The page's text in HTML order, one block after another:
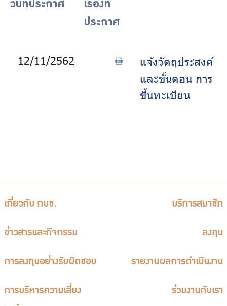
บริการเจ้าหน้าที่ส่วนราชการ
วันที่ประกาศ เรื่องที่
ประกาศ
12/11/2562
แจ้งวัตถุประสงค์
และขั้นตอน การ
ขึ้นทะเบียน
เกี่ยวกับ กบข. บริการสมาชิก
ข่าวสารและกิจกรรม ลงทุน
การลงทุนอย่างรับผิดชอบ รายงานผลการดำเนินงาน
การบริหารความเสี่ยง ร่วมงานกับเรา